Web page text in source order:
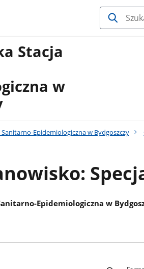
Stacja
w
Epidemiologiczna w Bydgoszczy
Epidemiologiczna w